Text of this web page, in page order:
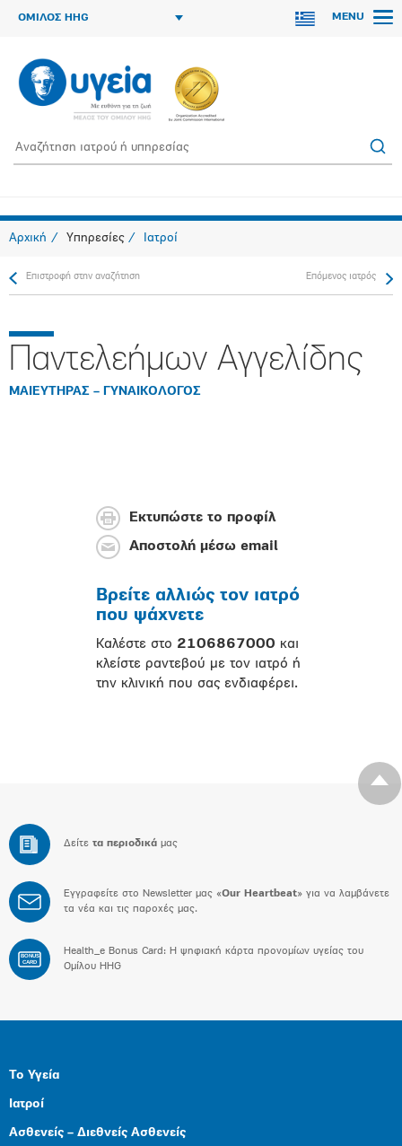
ΟΜΙΛΟΣ HHG MENU
Αρχική Υπηρεσίες Ιατροί
Επιστροφή στην αναζήτηση Επόμενος ιατρός
Παντελεήμων Αγγελίδης
ΜΑΙΕΥΤΗΡΑΣ – ΓΥΝΑΙΚΟΛΟΓΟΣ
Εκτυπώστε το προφίλ
Αποστολή μέσω email
Βρείτε αλλιώς τον ιατρό
που ψάχνετε
Καλέστε στο 2106867000 και
κλείστε ραντεβού με τον ιατρό ή
την κλινική που σας ενδιαφέρει.
Δείτε τα περιοδικά μας
Εγγραφείτε στο Newsletter μας «Our Heartbeat» για να λαμβάνετε
τα νέα και τις παροχές μας.
BONUS
CARD
Health_e Bonus Card: H ψηφιακή κάρτα προνομίων υγείας του
Ομίλου HHG
Το Υγεία
Ιατροί
Ασθενείς – Διεθνείς Ασθενείς